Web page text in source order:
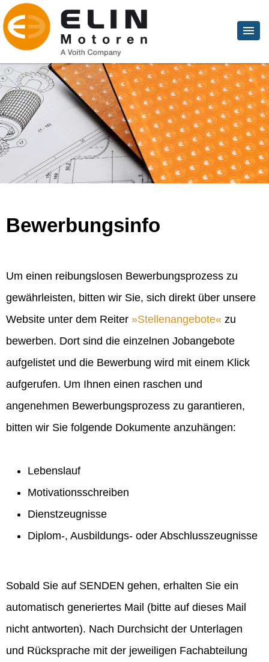
Bewerbungsinfo
Um einen reibungslosen Bewerbungsprozess zu
gewährleisten, bitten wir Sie, sich direkt über unsere
Website unter dem Reiter
Stellenangebote
zu
bewerben. Dort sind die einzelnen Jobangebote
aufgelistet und die Bewerbung wird mit einem Klick
aufgerufen. Um Ihnen einen raschen und
angenehmen Bewerbungsprozess zu garantieren,
bitten wir Sie folgende Dokumente anzuhängen:
Lebenslauf
Motivationsschreiben
Dienstzeugnisse
Diplom-, Ausbildungs- oder Abschlusszeugnisse
Sobald Sie auf SENDEN gehen, erhalten Sie ein
automatisch generiertes Mail (bitte auf dieses Mail
nicht antworten). Nach Durchsicht der Unterlagen
und Rücksprache mit der jeweiligen Fachabteilung